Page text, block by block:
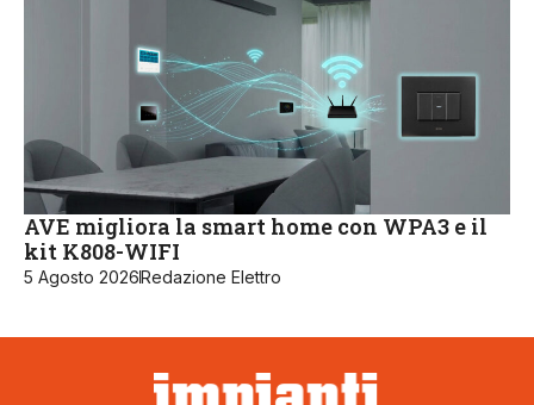
AVE migliora la smart home con WPA3 e il
kit K808-WIFI
5 Agosto 2026Redazione Elettro